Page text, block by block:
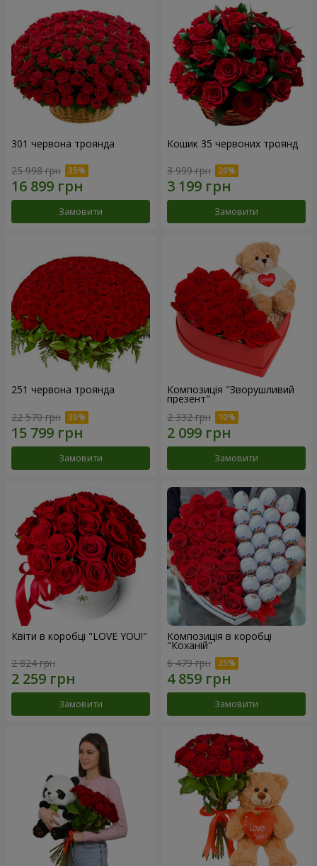
301 червона троянда
25 998 грн
Замовити
Кошик 35 червоних троянд
3 999 грн
Замовити
251 червона троянда
22 570 грн
Замовити
Композиція "Зворушливий
презент"
2 332 грн
Замовити
Квіти в коробці "LOVE YOU!"
2 824 грн
Замовити
Композиція в коробці
"Коханій"
6 479 грн
Замовити